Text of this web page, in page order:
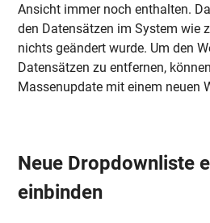
Ansicht immer noch enthalten.
den Datensätzen im System wie
nichts geändert wurde. Um den
Datensätzen zu entfernen,
Massenupdate mit einem neuen
Neue Dropdownliste
einbinden